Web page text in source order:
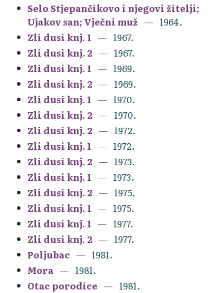
Selo Stjepančikovo i njegovi žitelji;
Ujakov san; Vječni muž
1964.
Zli dusi knj. 1
1967.
Zli dusi knj. 2
1967.
Zli dusi knj. 1
1969.
Zli dusi knj. 2
1969.
Zli dusi knj. 1
1970.
Zli dusi knj. 2
1970.
Zli dusi knj. 2
1972.
Zli dusi knj. 1
1972.
Zli dusi knj. 2
1973.
Zli dusi knj. 1
1973.
Zli dusi knj. 2
1975.
Zli dusi knj. 1
1975.
Zli dusi knj. 1
1977.
Zli dusi knj. 2
1977.
Poljubac
1981.
Mora
1981.
Otac porodice
1981.